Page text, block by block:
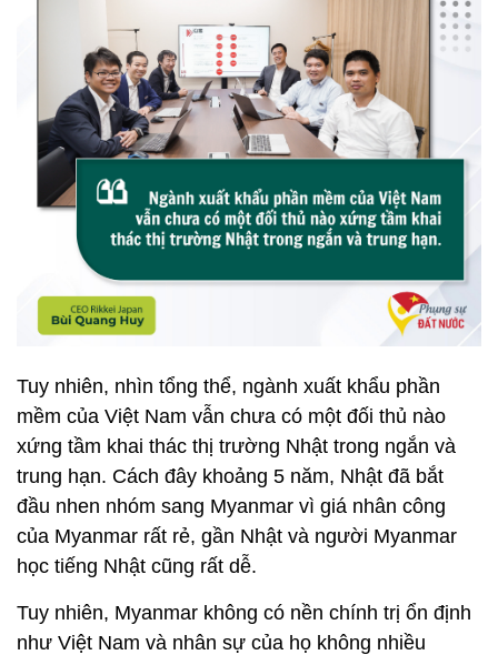
Tuy nhiên, nhìn tổng thể, ngành xuất khẩu phần
mềm của Việt Nam vẫn chưa có một đối thủ nào
xứng tầm khai thác thị trường Nhật trong ngắn và
trung hạn. Cách đây khoảng 5 năm, Nhật đã bắt
đầu nhen nhóm sang Myanmar vì giá nhân công
của Myanmar rất rẻ, gần Nhật và người Myanmar
học tiếng Nhật cũng rất dễ.
Tuy nhiên, Myanmar không có nền chính trị ổn định
như Việt Nam và nhân sự của họ không nhiều